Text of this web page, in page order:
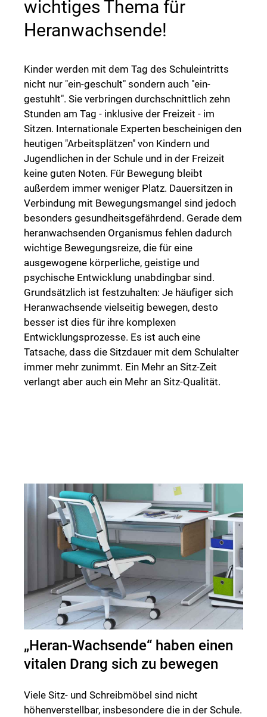
wichtiges Thema für
Heranwachsende!
Kinder werden mit dem Tag des Schuleintritts
nicht nur "ein-geschult" sondern auch "ein-
gestuhlt". Sie verbringen durchschnittlich zehn
Stunden am Tag - inklusive der Freizeit - im
Sitzen. Internationale Experten bescheinigen den
heutigen "Arbeitsplätzen" von Kindern und
Jugendlichen in der Schule und in der Freizeit
keine guten Noten. Für Bewegung bleibt
außerdem immer weniger Platz. Dauersitzen in
Verbindung mit Bewegungsmangel sind jedoch
besonders gesundheitsgefährdend. Gerade dem
heranwachsenden Organismus fehlen dadurch
wichtige Bewegungsreize, die für eine
ausgewogene körperliche, geistige und
psychische Entwicklung unabdingbar sind.
Grundsätzlich ist festzuhalten: Je häufiger sich
Heranwachsende vielseitig bewegen, desto
besser ist dies für ihre komplexen
Entwicklungsprozesse. Es ist auch eine
Tatsache, dass die Sitzdauer mit dem Schulalter
immer mehr zunimmt. Ein Mehr an Sitz-Zeit
verlangt aber auch ein Mehr an Sitz-Qualität.
„Heran-Wachsende“ haben einen
vitalen Drang sich zu bewegen
Viele Sitz- und Schreibmöbel sind nicht
höhenverstellbar, insbesondere die in der Schule.